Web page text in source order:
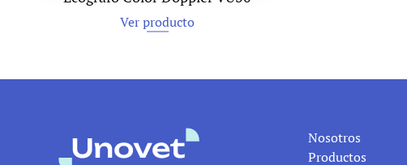
Ver producto
Nosotros
Productos